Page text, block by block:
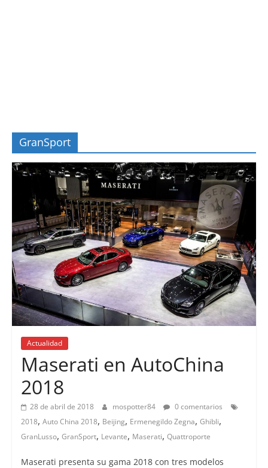
GranSport
Actualidad
Maserati en AutoChina
2018
28 de abril de 2018 mospotter84
0 comentarios
2018, Auto China 2018, Beijing, Ermenegildo Zegna, Ghibli,
GranLusso, GranSport, Levante, Maserati, Quattroporte
Maserati presenta su gama 2018 con tres modelos